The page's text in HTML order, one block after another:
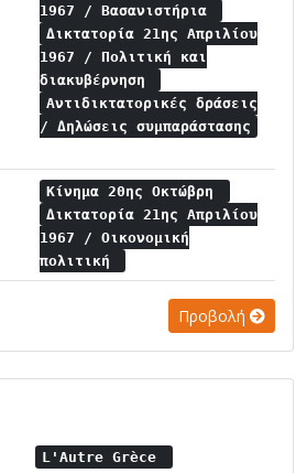
1967 / Βασανιστήρια
Δικτατορία 21ης Απριλίου
1967 / Πολιτική και
διακυβέρνηση
Αντιδικτατορικές δράσεις
/ Δηλώσεις συμπαράστασης
Κίνημα 20ης Οκτώβρη
Δικτατορία 21ης Απριλίου
1967 / Οικονομική
πολιτική
Προβολή
L'Autre Grèce